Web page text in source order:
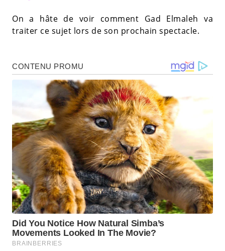
On a hâte de voir comment Gad Elmaleh va
traiter ce sujet lors de son prochain spectacle.